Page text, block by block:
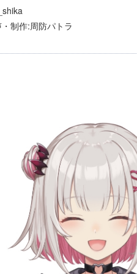
制作:周防パトラ